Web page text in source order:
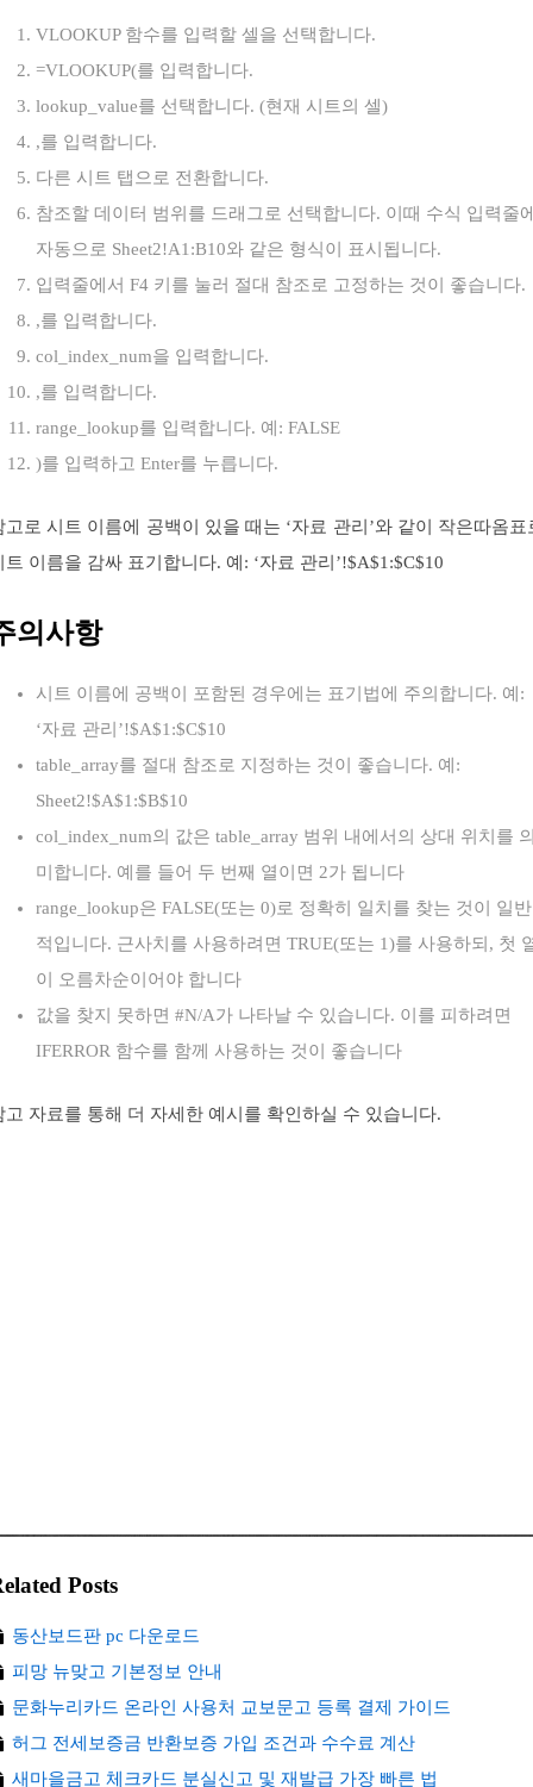
VLOOKUP 함수를 입력할 셀을 선택합니다.
=VLOOKUP(를 입력합니다.
lookup_value를 선택합니다. (현재 시트의 셀)
,를 입력합니다.
다른 시트 탭으로 전환합니다.
참조할 데이터 범위를 드래그로 선택합니다. 이때 수식 입력줄
자동으로 Sheet2!A1:B10와 같은 형식이 표시됩니다.
입력줄에서 F4 키를 눌러 절대 참조로 고정하는 것이 좋습니다.
,를 입력합니다.
col_index_num을 입력합니다.
,를 입력합니다.
range_lookup를 입력합니다. 예: FALSE
)를 입력하고 Enter를 누릅니다.
고로 시트 이름에 공백이 있을 때는 ‘자료 관리’와 같이 작은따옴표
트 이름을 감싸 표기합니다. 예: ‘자료 관리’!$A$1:$C$10
의사항
시트 이름에 공백이 포함된 경우에는 표기법에 주의합니다. 예:
‘자료 관리’!$A$1:$C$10
table_array를 절대 참조로 지정하는 것이 좋습니다. 예:
Sheet2!$A$1:$B$10
col_index_num의 값은 table_array 범위 내에서의 상대 위치를
미합니다. 예를 들어 두 번째 열이면 2가 됩니다
range_lookup은 FALSE(또는 0)로 정확히 일치를 찾는 것이 일반
적입니다. 근사치를 사용하려면 TRUE(또는 1)를 사용하되, 첫
이 오름차순이어야 합니다
값을 찾지 못하면 #N/A가 나타날 수 있습니다. 이를 피하려면
IFERROR 함수를 함께 사용하는 것이 좋습니다
고 자료를 통해 더 자세한 예시를 확인하실 수 있습니다.
Posts
동산보드판 pc 다운로드
피망 뉴맞고 기본정보 안내
문화누리카드 온라인 사용처 교보문고 등록 결제 가이드
허그 전세보증금 반환보증 가입 조건과 수수료 계산
새마을금고 체크카드 분실신고 및 재발급 가장 빠른 법